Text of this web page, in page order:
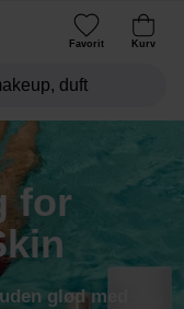
Favorit Kurv
for
glød med